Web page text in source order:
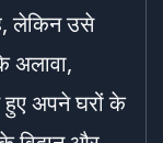
लेकिन उसे
अलावा,
हुए अपने घरों के